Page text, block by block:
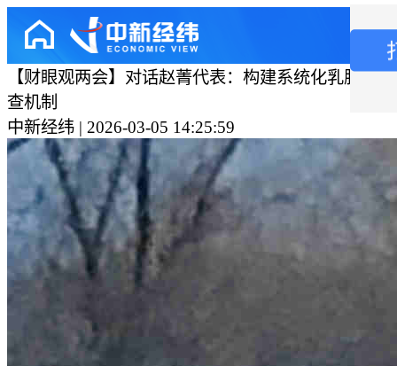
【财眼观两会】对话赵菁代表：构建系统化乳腺癌
查机制
中新经纬 | 2026-03-05 14:25:59